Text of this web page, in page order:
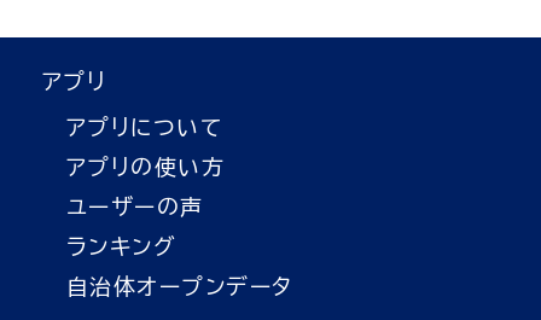
アプリ
アプリについて
アプリの使い方
ユーザーの声
ランキング
自治体オープンデータ